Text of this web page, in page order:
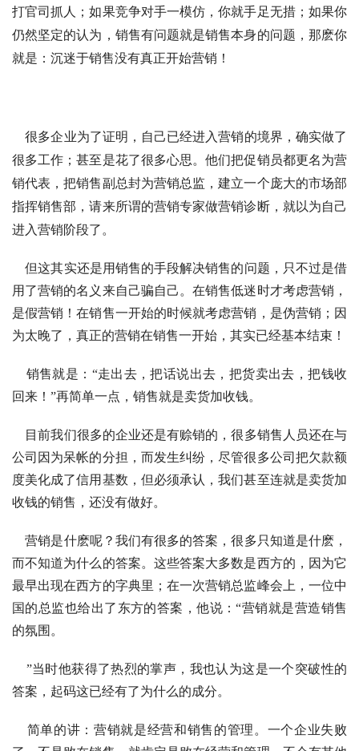
打官司抓人；如果竞争对手一模仿，你就手足无措；如果你
仍然坚定的认为，销售有问题就是销售本身的问题，那麽你
就是：沉迷于销售没有真正开始营销！
很多企业为了证明，自己已经进入营销的境界，确实做了
很多工作；甚至是花了很多心思。他们把促销员都更名为营
销代表，把销售副总封为营销总监，建立一个庞大的市场部
指挥销售部，请来所谓的营销专家做营销诊断，就以为自己
进入营销阶段了。
但这其实还是用销售的手段解决销售的问题，只不过是借
用了营销的名义来自己骗自己。在销售低迷时才考虑营销，
是假营销！在销售一开始的时候就考虑营销，是伪营销；因
为太晚了，真正的营销在销售一开始，其实已经基本结束！
销售就是：“走出去，把话说出去，把货卖出去，把钱收
回来！”再简单一点，销售就是卖货加收钱。
目前我们很多的企业还是有赊销的，很多销售人员还在与
公司因为呆帐的分担，而发生纠纷，尽管很多公司把欠款额
度美化成了信用基数，但必须承认，我们甚至连就是卖货加
收钱的销售，还没有做好。
营销是什麽呢？我们有很多的答案，很多只知道是什麽，
而不知道为什么的答案。这些答案大多数是西方的，因为它
最早出现在西方的字典里；在一次营销总监峰会上，一位中
国的总监也给出了东方的答案，他说：“营销就是营造销售
的氛围。
”当时他获得了热烈的掌声，我也认为这是一个突破性的
答案，起码这已经有了为什么的成分。
简单的讲：营销就是经营和销售的管理。一个企业失败